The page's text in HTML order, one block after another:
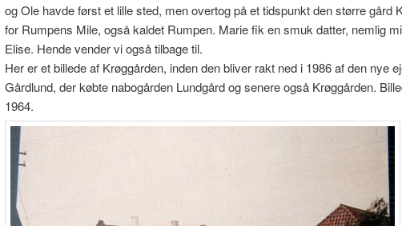
og Ole havde først et lille sted, men overtog på et tidspunkt den større gård
for Rumpens Mile, også kaldet Rumpen. Marie fik en smuk datter, nemlig
Elise. Hende vender vi også tilbage til.
Her er et billede af Krøggården, inden den bliver rakt ned i 1986 af den nye
Gårdlund, der købte nabogården Lundgård og senere også Krøggården.
1964.